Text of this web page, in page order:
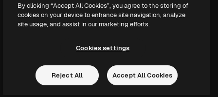
Instagram
YouTube
By clicking “Accept All Cookies”, you agree to the storing of
cookies on your device to enhance site navigation, analyze
site usage, and assist in our marketing efforts.
Cookies settings
Reject All Accept All Cookies